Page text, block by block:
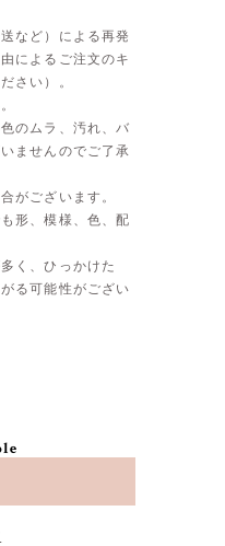
など）による再発
によるご注文のキ
さい）。
のムラ、汚れ、バ
ませんのでご了承
がございます。
形、模様、色、配
く、ひっかけた
る可能性がござい